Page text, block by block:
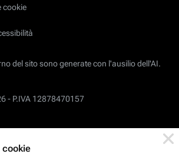
cookie
del sito sono generate con l'ausilio dell'AI.
- P.IVA 12878470157